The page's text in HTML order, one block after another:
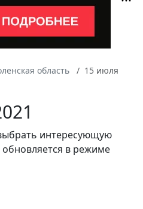
область
15 июля
интересующую
обновляется в режиме